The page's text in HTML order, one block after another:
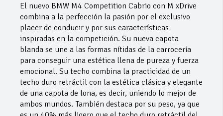
El nuevo BMW M4 Competition Cabrio con M xDrive
combina a la perfección la pasión por el exclusivo
placer de conducir y por sus características
inspiradas en la competición. Su nueva capota
blanda se une a las formas nítidas de la carrocería
para conseguir una estética llena de pureza y fuerza
emocional. Su techo combina la practicidad de un
techo duro retráctil con la estética clásica y elegante
de una capota de lona, es decir, uniendo lo mejor de
ambos mundos. También destaca por su peso, ya que